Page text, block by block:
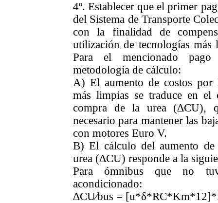
4º.Establecer que el primer
del Sistema de Transporte
con la finalidad de
utilización de tecnologías más
Para el mencionado
metodología de cálculo:
A) El aumento de costos por
más limpias se traduce en
compra de la urea (∆CU),
necesario para mantener las
con motores Euro V.
B) El cálculo del aumento
urea (∆CU) responde a la
Para ómnibus que no
acondicionado:
∆CU⁄bus =